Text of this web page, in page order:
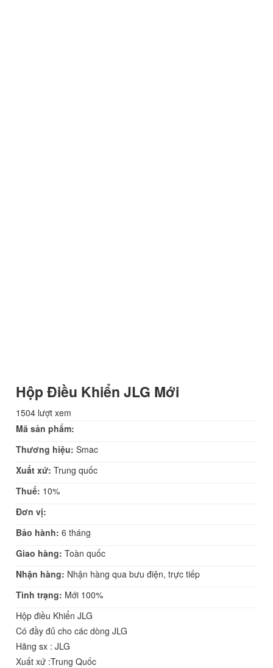
Hộp Điều Khiển JLG Mới
1504 lượt xem
Mã sản phẩm:
Thương hiệu: Smac
Xuất xứ: Trung quốc
Thuế: 10%
Đơn vị:
Bảo hành: 6 tháng
Giao hàng: Toàn quốc
Nhận hàng: Nhận hàng qua bưu điện, trực tiếp
Tình trạng: Mới 100%
Hộp điều Khiển JLG
Có đầy đủ cho các dòng JLG
Hãng sx : JLG
Xuất xứ :Trung Quốc